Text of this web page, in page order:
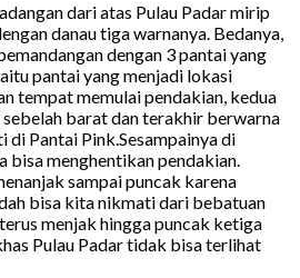
dari atas Pulau Padar mirip
danau tiga warnanya. Bedanya,
dengan 3 pantai yang
pantai yang menjadi lokasi
tempat memulai pendakian, kedua
barat dan terakhir berwarna
Pantai Pink.Sesampainya di
bisa menghentikan pendakian.
sampai puncak karena
bisa kita nikmati dari bebatuan
menjak hingga puncak ketiga
Pulau Padar tidak bisa terlihat